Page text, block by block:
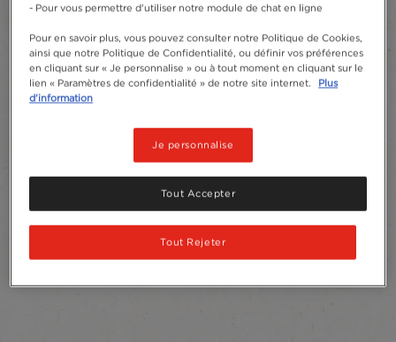
- Pour vous permettre d'utiliser notre module de chat en ligne
Pour en savoir plus, vous pouvez consulter notre Politique de Cookies,
ainsi que notre Politique de Confidentialité, ou définir vos préférences
en cliquant sur « Je personnalise » ou à tout moment en cliquant sur le
lien « Paramètres de confidentialité » de notre site internet.
Plus
d'information
Je personnalise
Tout Rejeter
Tout Accepter